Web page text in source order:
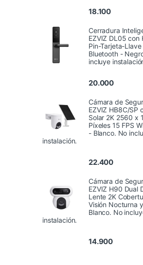
18.100
Cerradura
EZVIZ DL05 con
Pin-Tarjeta-Llave
Bluetooth -
incluye
20.000
Cámara de
EZVIZ HB8C/SP
Solar 2K 2560 x
Píxeles 15 FPS
- Blanco. No
instalación.
22.400
Cámara de
EZVIZ H90 Dual
Lente 2K
Visión Nocturna
Blanco. No
instalación.
14.900